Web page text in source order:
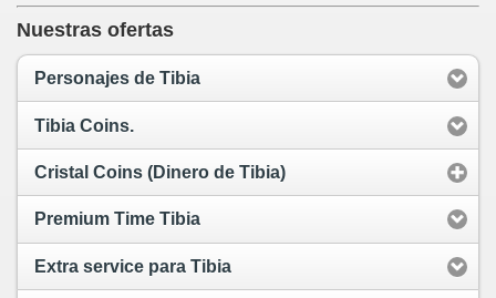
Nuestras ofertas
Personajes de Tibia
Tibia Coins.
Cristal Coins (Dinero de Tibia)
Premium Time Tibia
Extra service para Tibia